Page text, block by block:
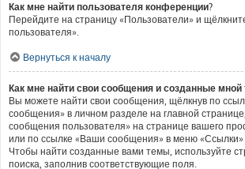
Как мне найти пользователя конференции?
Перейдите на страницу «Пользователи» и
пользователя».
Вернуться к началу
Как мне найти свои сообщения и созданные мной
Вы можете найти свои сообщения, щёлкнув по
сообщения» в личном разделе на главной
сообщения пользователя» на странице вашего
или по ссылке «Ваши сообщения» в меню «Ссылки»
Чтобы найти созданные вами темы, используйте
поиска, заполнив соответствующие поля.